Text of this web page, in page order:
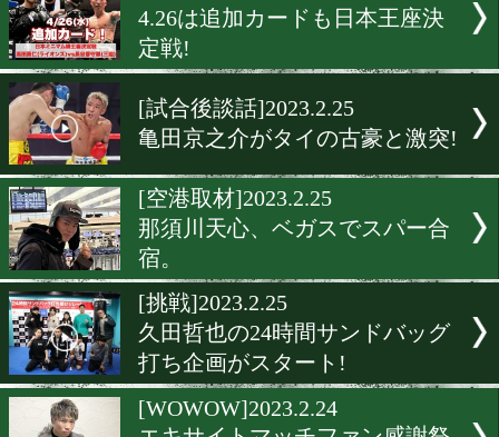
がB級合格
24時間サンドバッグ打ちが
[試合決定]2023.2.25
4.26は追加カードも日本王
定戦!
[試合後談話]2023.2.25
亀田京之介がタイの古豪と